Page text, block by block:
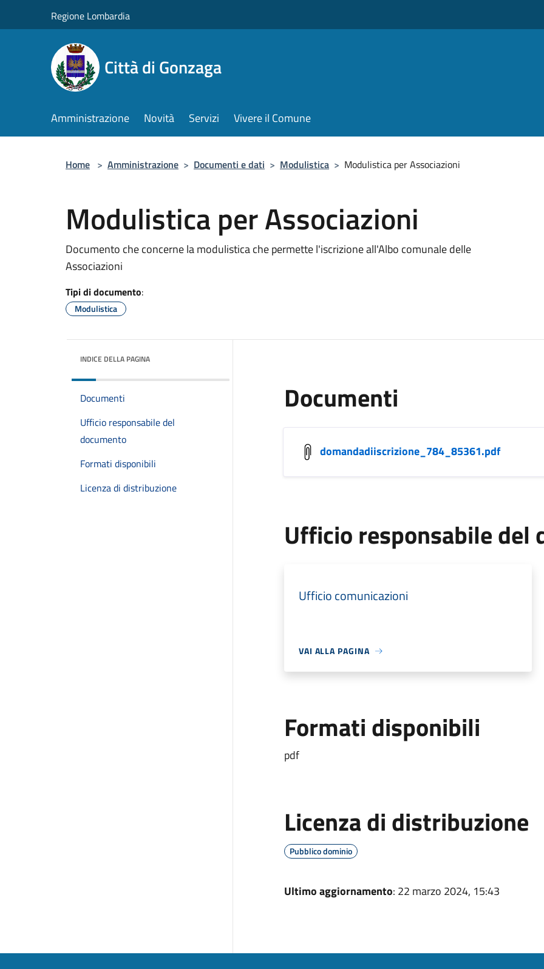
Regione Lombardia
Città di Gonzaga
Amministrazione Novità Servizi Vivere il Comune
Home > Amministrazione > Documenti e dati > Modulistica > Modulistica per Associazioni
Modulistica per Associazioni
Documento che concerne la modulistica che permette l'iscrizione all'Albo comunale delle
Associazioni
Tipi di documento:
Modulistica
INDICE DELLA PAGINA
Documenti
Ufficio responsabile del
documento
Formati disponibili
Licenza di distribuzione
Documenti
domandadiiscrizione_784_85361.pdf
Ufficio responsabile del
Ufficio comunicazioni
VAI ALLA PAGINA
Formati disponibili
pdf
Licenza di distribuzione
Pubblico dominio
Ultimo aggiornamento: 22 marzo 2024, 15:43